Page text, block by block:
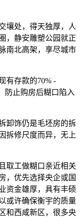
处，得天独厚，人
，静安雕塑公园就正
南北高架，享尽城市
存款的70% -
防止购房后糊口陷入
饰仍是毛坯房的拆
拆修尺度而异，无上
工做糊口亲近相关
，优先选择央企或国
资金雄厚，具有丰硕
或许确保衡宇的质量
和西咸新区，很多央